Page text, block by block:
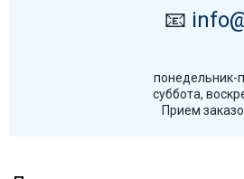
📧
понедельник-
суббота,
Прием